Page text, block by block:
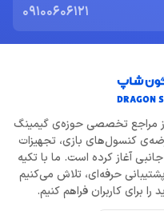
09100606121
به‌عنوان یکی از مراجع تخصصی حوزه‌ی گیمینگ
کنسول‌های بازی، تجهیزات
آغاز کرده است. ما با تکیه
حرفه‌ای، تلاش می‌کنیم
برای کاربران فراهم کنیم.